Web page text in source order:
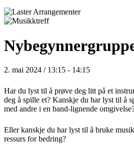
2. mai 2024 / 13:15 - 14:15
Har du lyst til å prøve deg litt på et
deg å spille et? Kanskje du har lyst til å
med andre i en band-lignende
Eller kanskje du har lyst til å bruke
ressurs for bedring?